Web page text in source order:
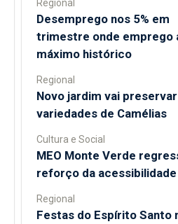
Regional
Desemprego nos 5% em
trimestre onde emprego
máximo histórico
Regional
Novo jardim vai
variedades de Camélias
Cultura e Social
MEO Monte Verde
reforço da acessibilidade
Regional
Festas do Espírito Santo